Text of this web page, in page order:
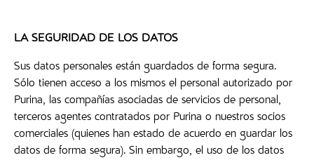
LA SEGURIDAD DE LOS DATOS
Sus datos personales están guardados de forma segura.
Sólo tienen acceso a los mismos el personal autorizado por
Purina, las compañías asociadas de servicios de personal,
terceros agentes contratados por Purina o nuestros socios
comerciales (quienes han estado de acuerdo en guardar los
datos de forma segura). Sin embargo, el uso de los datos